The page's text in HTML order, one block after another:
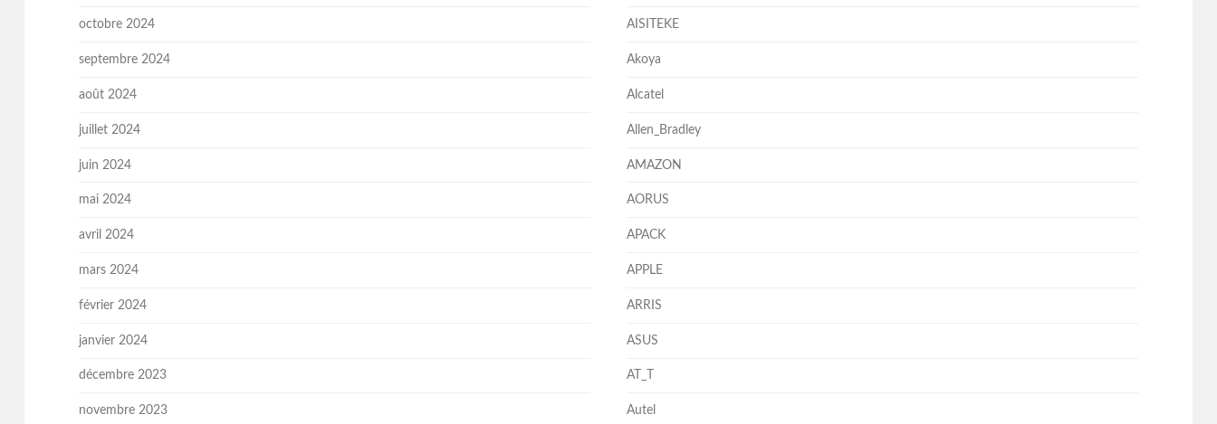
octobre 2024
septembre 2024
août 2024
juillet 2024
juin 2024
mai 2024
avril 2024
mars 2024
février 2024
janvier 2024
décembre 2023
novembre 2023
AISITEKE
Akoya
Alcatel
Allen_Bradley
AMAZON
AORUS
APACK
APPLE
ARRIS
ASUS
AT_T
Autel